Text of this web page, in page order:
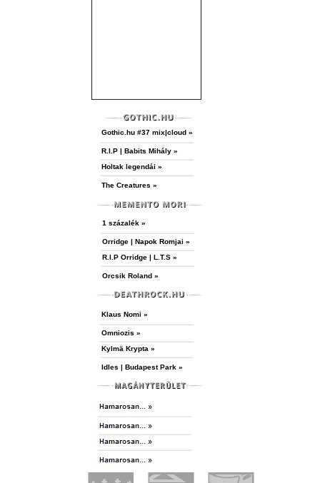
Gothic.hu #37 mix|cloud »
R.I.P | Babits Mihály »
Holtak legendái »
The Creatures »
1 százalék »
Orridge | Napok Romjai »
R.I.P Orridge | L.T.S »
Orcsik Roland »
Klaus Nomi »
Omniozis »
Kylmä Krypta »
Idles | Budapest Park »